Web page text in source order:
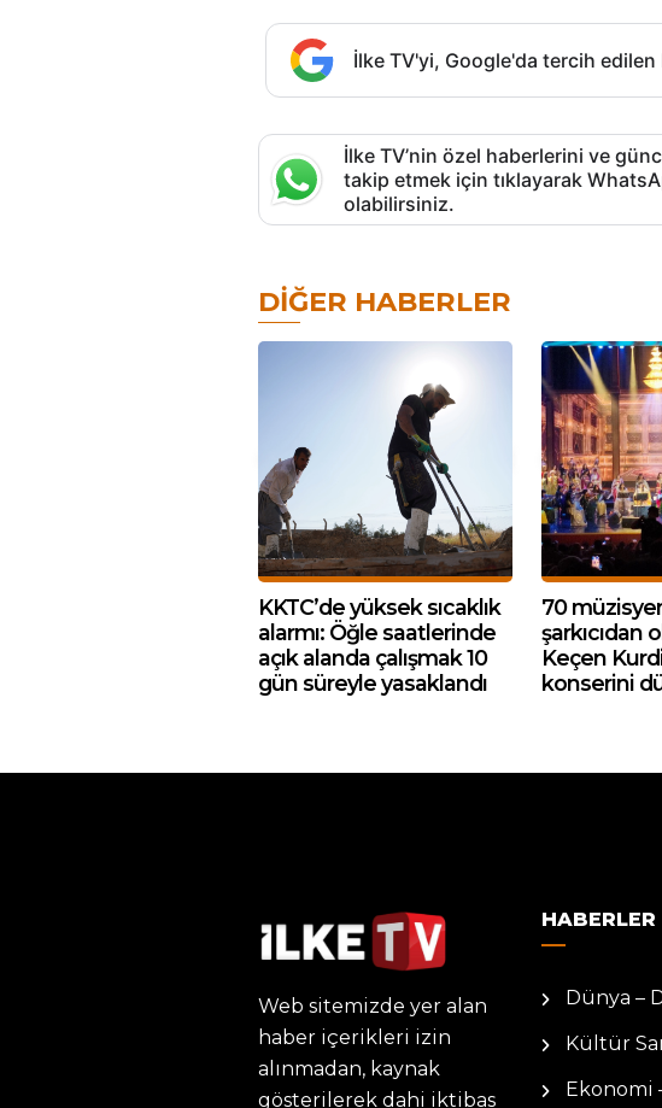
İlke TV'yi, Google'da tercih
İlke TV’nin özel haberlerini ve
takip etmek için tıklayarak
olabilirsiniz.
DIĞER HABERLER
KKTC’de yüksek sıcaklık
alarmı: Öğle saatlerinde
açık alanda çalışmak 10
gün süreyle yasaklandı
70
şarkıcıdan
Keçen
konserini
Web sitemizde yer alan
haber içerikleri izin
alınmadan, kaynak
gösterilerek dahi iktibas
HABERLER
Dünya –
Kültür
Ekonomi